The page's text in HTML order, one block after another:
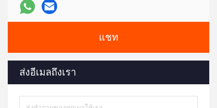
แชท
ส่งอีเมลถึงเรา